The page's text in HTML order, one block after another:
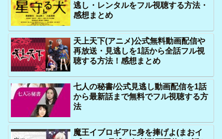
逃し・レンタルをフル視聴する方法・
感想まとめ
天上天下(アニメ)公式無料動画配信や
再放送・見逃しを1話から全話フル視
聴する方法！感想まとめ
七人の秘書/公式見逃し動画配信を1話
から最新話まで無料でフル視聴する方
法
魔王イブロギアに身を捧げよ(まおイ